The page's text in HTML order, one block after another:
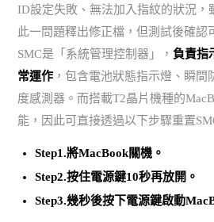
ID設定失敗、無法加入指紋的狀況，
此一問題釋出修正檔，但測試後確認
SMC是「系統管理控制器」，負責指
常運作 ，包含電池狀態指示燈、瞬
度感測器。而搭載T2晶片機種的
能，因此可直接透過以下步驟重置
Step1.將MacBook關機。
Step2.按住電源鍵10秒再放開。
Step3.幾秒後按下電源鍵啟動